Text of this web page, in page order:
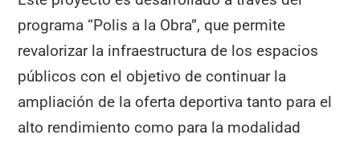
programa “Polis a la Obra”, que permite
revalorizar la infraestructura de los espacios
públicos con el objetivo de continuar la
ampliación de la oferta deportiva tanto para el
alto rendimiento como para la modalidad